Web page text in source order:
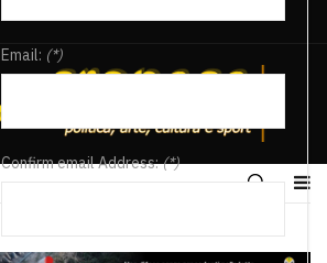
Email: (*)
Confirm email Address:(*)